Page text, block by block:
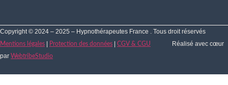
Copyright © 2024 – 2025 – Hypnothérapeutes France . Tous droit réservés
Mentions légales Protection des données CGV & CGU
Réalisé avec cœur
par WebtribeStudio